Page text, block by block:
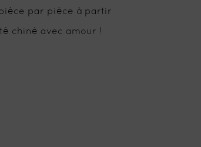
par pièce à partir
chiné avec amour !